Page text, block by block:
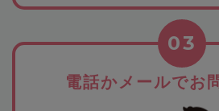
電話かメールでお
03